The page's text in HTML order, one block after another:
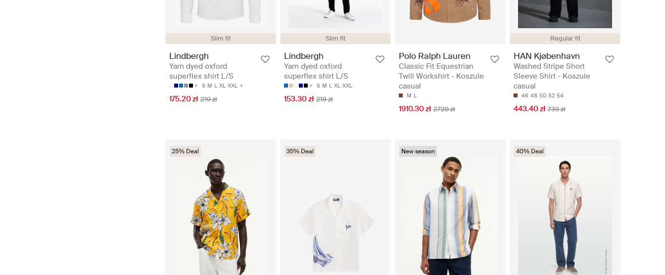
Slim fit
Lindbergh
Yarn dyed oxford
superflex shirt L/S
S M L XL XXL
175.20 zł 219 zł
Slim fit
Lindbergh
Yarn dyed oxford
superflex shirt L/S
S M L XL XXL
153.30 zł 219 zł
Polo Ralph Lauren
Classic Fit Equestrian
Twill Workshirt - Koszule
casual
M L
1910.30 zł 2729 zł
Regular fit
HAN Kjøbenhavn
Washed Stripe Short
Sleeve Shirt - Koszule
casual
46 48 50 52 54
443.40 zł 739 zł
25% Deal 35% Deal New season 40% Deal